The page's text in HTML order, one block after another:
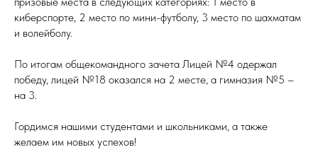
киберспорте, 2 место по мини-футболу, 3 место по шахматам
и волейболу.
По итогам общекомандного зачета Лицей №4 одержал
победу, лицей №18 оказался на 2 месте, а гимназия №5 –
на 3.
Гордимся нашими студентами и школьниками, а также
желаем им новых успехов!